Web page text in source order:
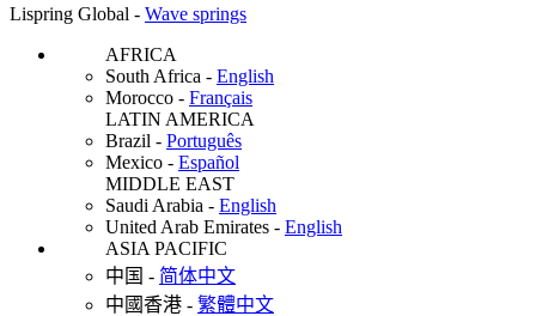
Lispring Global - Wave springs
AFRICA
South Africa - English
Morocco - Français
LATIN AMERICA
Brazil - Português
Mexico - Español
MIDDLE EAST
Saudi Arabia - English
United Arab Emirates - English
ASIA PACIFIC
中国 - 简体中文
中國香港 - 繁體中文